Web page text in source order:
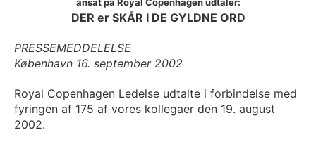
DER er SKÅR I DE GYLDNE ORD
PRESSEMEDDELELSE
København 16. september 2002
Royal Copenhagen Ledelse udtalte i forbindelse med
fyringen af 175 af vores kollegaer den 19. august
2002.